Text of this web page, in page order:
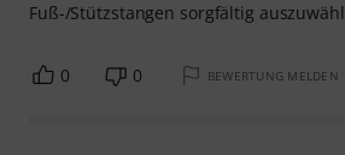
Fuß-/Stützstangen sorgfältig
0 0 BEWERTUNG MELDEN